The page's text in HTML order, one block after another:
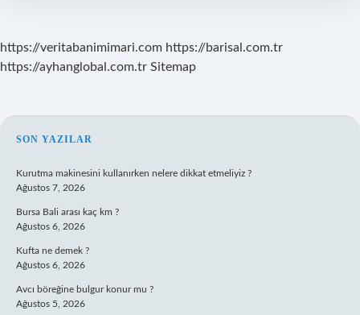
https://veritabanimimari.com https://barisal.com.tr
https://ayhanglobal.com.tr Sitemap
SIDEBAR
SON YAZILAR
Kurutma makinesini kullanırken nelere dikkat etmeliyiz ?
Ağustos 7, 2026
Bursa Bali arası kaç km ?
Ağustos 6, 2026
Kufta ne demek ?
Ağustos 6, 2026
Avcı böreğine bulgur konur mu ?
Ağustos 5, 2026